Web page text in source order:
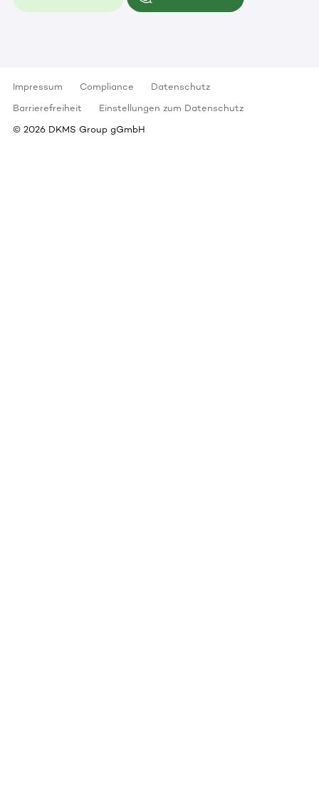
Impressum Compliance
Datenschutz
Barrierefreiheit
Einstellungen zum Datenschutz
© 2026 DKMS Group gGmbH